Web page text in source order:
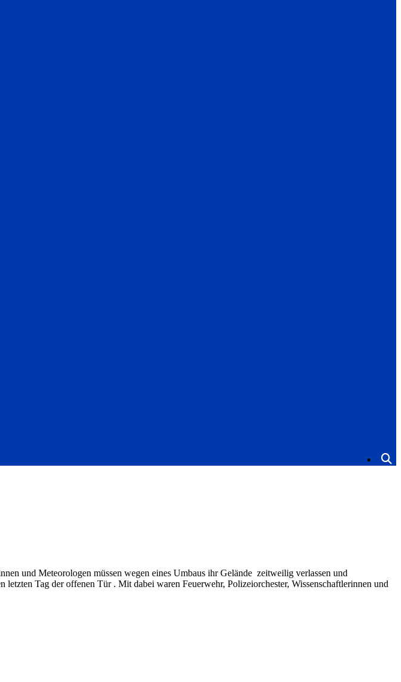
und Meteorologen müssen wegen eines Umbaus ihr Gelände zeitweilig verlassen und
Tag der offenen Tür . Mit dabei waren Feuerwehr, Polizeiorchester, Wissenschaftlerinnen und